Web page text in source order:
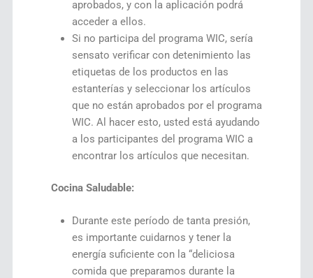
aprobados, y con la aplicación podrá
acceder a ellos.
Si no participa del programa WIC, sería
sensato verificar con detenimiento las
etiquetas de los productos en las
estanterías y seleccionar los artículos
que no están aprobados por el programa
WIC. Al hacer esto, usted está ayudando
a los participantes del programa WIC a
encontrar los artículos que necesitan.
Cocina Saludable:
Durante este período de tanta presión,
es importante cuidarnos y tener la
energía suficiente con la “deliciosa
comida que preparamos durante la